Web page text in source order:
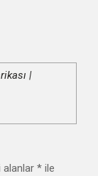
|
alanlar * ile